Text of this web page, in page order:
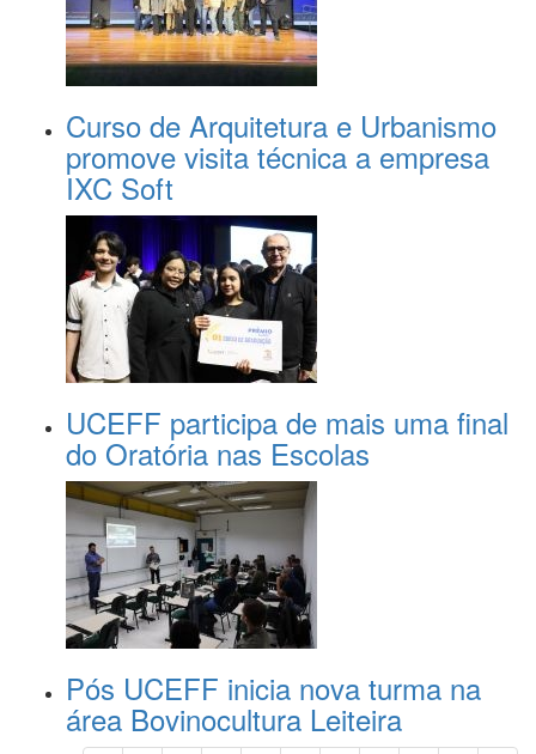
Curso de Arquitetura e Urbanismo
promove visita técnica a empresa
IXC Soft
UCEFF participa de mais uma final
do Oratória nas Escolas
Pós UCEFF inicia nova turma na
área Bovinocultura Leiteira